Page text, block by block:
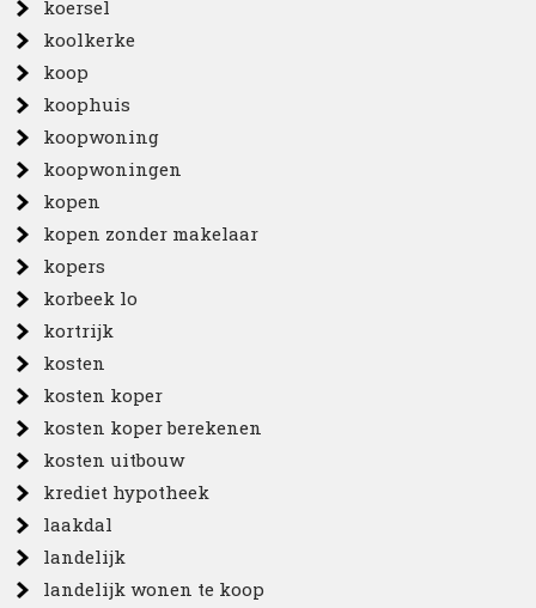
koersel
koolkerke
koop
koophuis
koopwoning
koopwoningen
kopen
kopen zonder makelaar
kopers
korbeek lo
kortrijk
kosten
kosten koper
kosten koper berekenen
kosten uitbouw
krediet hypotheek
laakdal
landelijk
landelijk wonen te koop